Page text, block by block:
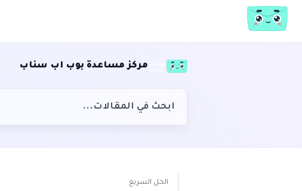
مركز مساعدة بوب اب سناب
الحل السريع